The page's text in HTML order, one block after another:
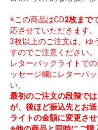
※この商品はCD2枚まで
応させていただきます。
3枚以上のご注文は、ゆ
すのでご注意ください。
レターパックライトで
ッセージ欄にレターパ
い。
最初のご注文の段階で
が、後ほど振込先とお
ライトの金額に変更させ